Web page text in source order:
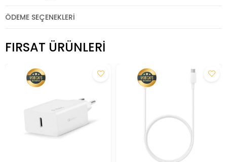
ÖDEME SEÇENEKLERI
FIRSAT ÜRÜNLERI